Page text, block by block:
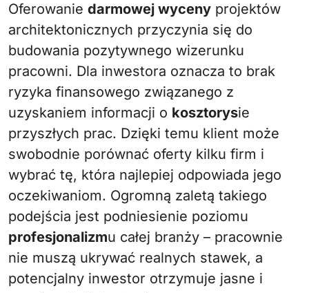
Oferowanie darmowej wyceny projektów
architektonicznych przyczynia się do
budowania pozytywnego wizerunku
pracowni. Dla inwestora oznacza to brak
ryzyka finansowego związanego z
uzyskaniem informacji o kosztorysie
przyszłych prac. Dzięki temu klient może
swobodnie porównać oferty kilku firm i
wybrać tę, która najlepiej odpowiada jego
oczekiwaniom. Ogromną zaletą takiego
podejścia jest podniesienie poziomu
profesjonalizmu całej branży – pracownie
nie muszą ukrywać realnych stawek, a
potencjalny inwestor otrzymuje jasne i